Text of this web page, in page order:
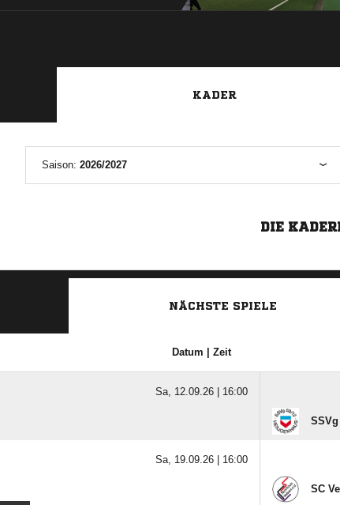
KADER
Saison: 2026/2027
DIE
NÄCHSTE SPIELE
Datum | Zeit
Sa, 12.09.26 | 16:00
Sa, 19.09.26 | 16:00
SC